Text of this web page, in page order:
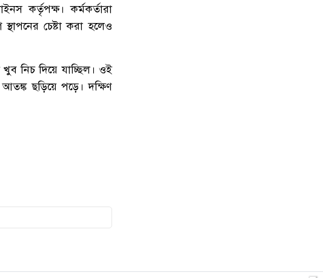
কর্তৃপক্ষ। কর্মকর্তারা
চেষ্টা করা হলেও
নিচ দিয়ে যাচ্ছিল। ওই
ছড়িয়ে পড়ে। দক্ষিণ
আবারও সেতু ধস